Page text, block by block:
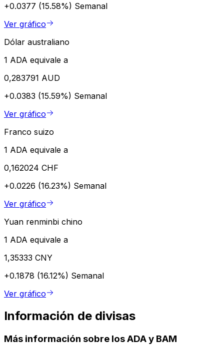
+0.0377 (15.58%) Semanal
Ver gráfico
Dólar australiano
1 ADA equivale a
0,283791 AUD
+0.0383 (15.59%) Semanal
Ver gráfico
Franco suizo
1 ADA equivale a
0,162024 CHF
+0.0226 (16.23%) Semanal
Ver gráfico
Yuan renminbi chino
1 ADA equivale a
1,35333 CNY
+0.1878 (16.12%) Semanal
Ver gráfico
Información de divisas
Más información sobre los ADA y BAM